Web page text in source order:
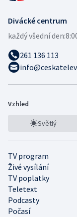
Divácké centrum
každý všední den:
261 136 113
Vzhled
Světlý
TV program
Živé vysílání
TV poplatky
Teletext
Podcasty
Počasí